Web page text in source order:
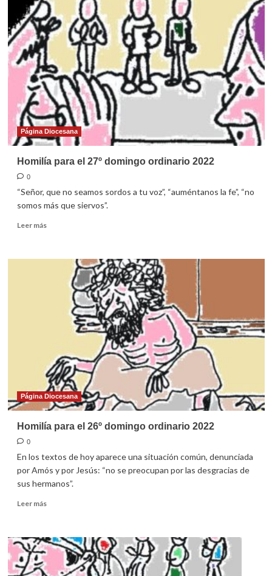
para
el
28º
domingo
ordinario
2022
Página Diocesana
Homilía para el 27º domingo ordinario 2022
0
“Señor, que no seamos sordos a tu voz”, “auméntanos la fe”, “no
somos más que siervos”.
Leer másLeer
Homilía
domingo
ordinario
Página Diocesana
Homilía para el 26º domingo ordinario 2022
0
En los textos de hoy aparece una situación común, denunciada
por Amós y por Jesús: “no se preocupan por las desgracias de
sus hermanos”.
Leer másLeer
Homilía
para
26º